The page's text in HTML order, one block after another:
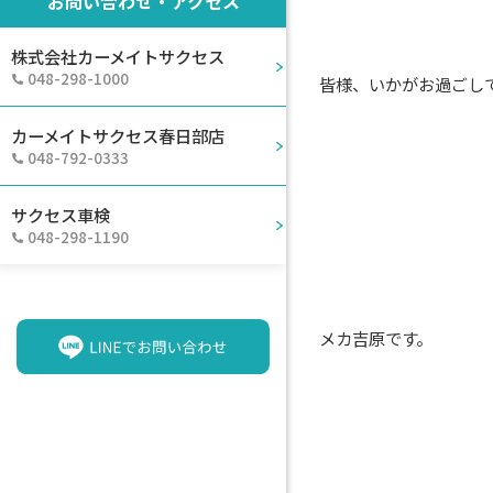
株式会社カーメイトサクセス
048-298-1000
カーメイトサクセス春日部店
048-792-0333
サクセス車検
048-298-1190
皆様、いかがお過ごし
メカ吉原です。